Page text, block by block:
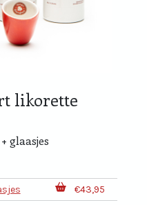
likorette
glaasjes
€43,95